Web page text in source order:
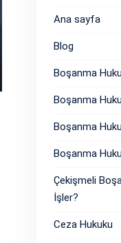
Ana sayfa
Blog
Boşanma
Boşanma
Boşanma
Boşanma
Çekişmeli
İşler?
Ceza Hukuku